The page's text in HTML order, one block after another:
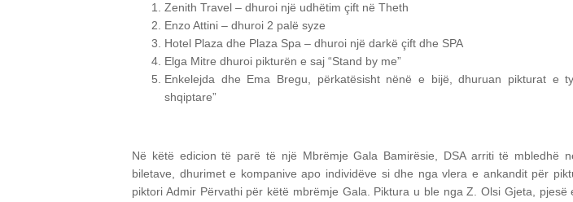
Zenith Travel – dhuroi një udhëtim çift në Theth
Enzo Attini – dhuroi 2 palë syze
Hotel Plaza dhe Plaza Spa – dhuroi një darkë çift dhe SPA
Elga Mitre dhuroi pikturën e saj “Stand by me”
Enkelejda dhe Ema Bregu, përkatësisht nënë e bijë, dhuruan pikturat e
shqiptare”
Në këtë edicion të parë të një Mbrëmje Gala Bamirësie, DSA arriti të mbledhë
biletave, dhurimet e kompanive apo individëve si dhe nga vlera e ankandit për
piktori Admir Përvathi për këtë mbrëmje Gala. Piktura u ble nga Z. Olsi Gjeta,